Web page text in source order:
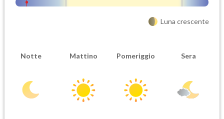
Luna crescente
Notte Mattino Pomeriggio Sera